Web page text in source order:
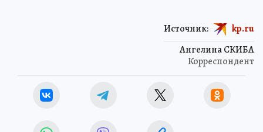
Ангелина СКИБА
Корреспондент
Источник: kp.ru